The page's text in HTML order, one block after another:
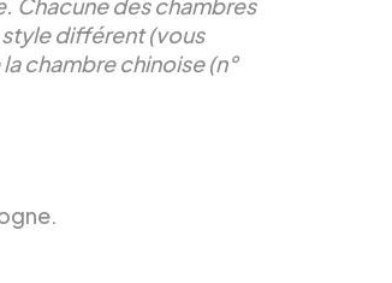
différent (vous
chambre chinoise (n°